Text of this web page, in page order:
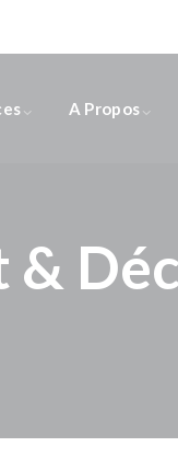
A Propos
&